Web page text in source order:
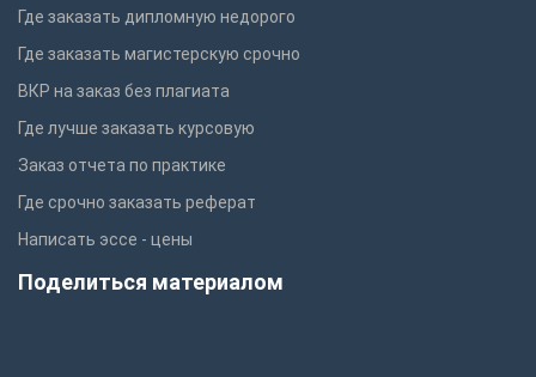
Где заказать дипломную недорого
Где заказать магистерскую срочно
ВКР на заказ без плагиата
Где лучше заказать курсовую
Заказ отчета по практике
Где срочно заказать реферат
Написать эссе - цены
Поделиться материалом